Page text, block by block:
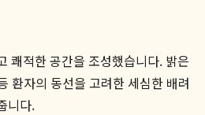
쾌적한 공간을 조성했습니다. 밝은
환자의 동선을 고려한 세심한 배려
니다.